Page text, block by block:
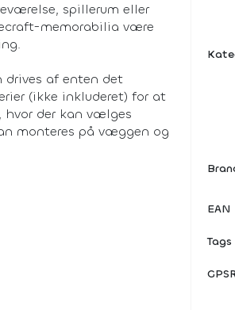
spillerum eller
memorabilia være
drives af enten det
(ikke inkluderet) for at
der kan vælges
monteres på væggen og
EAN
Tags